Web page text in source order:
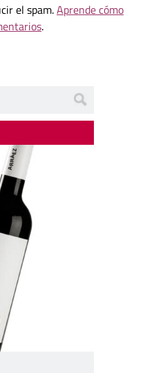
el spam.Aprende cómo
.